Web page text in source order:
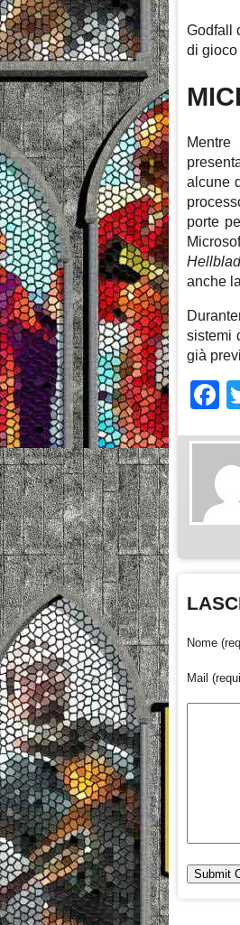
Godfall
di gioco
Mentre
alcune
porte
anche
sistemi
già
Nome
Mail